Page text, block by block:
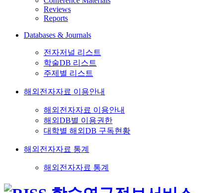
Reviews
Reports
Databases & Journals
전자저널 리스트
학술DB 리스트
주제별 리스트
해외전자자료 이용안내
해외전자자료 이용안내
해외DB별 이용권한
대학별 해외DB 구독현황
해외전자자료 통계
해외전자자료 통계